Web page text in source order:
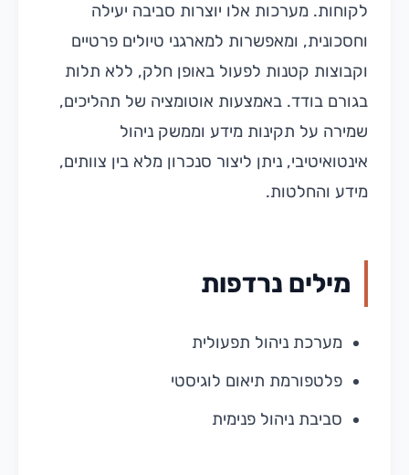
לקוחות. מערכות אלו יוצרות סביבה יעילה
וחסכונית, ומאפשרות למארגני טיולים פרטיים
וקבוצות קטנות לפעול באופן חלק, ללא תלות
בגורם בודד. באמצעות אוטומציה של תהליכים,
שמירה על תקינות מידע וממשק ניהול
אינטואיטיבי, ניתן ליצור סנכרון מלא בין צוותים,
מידע והחלטות.
מילים נרדפות
מערכת ניהול תפעולית
פלטפורמת תיאום לוגיסטי
סביבת ניהול פנימית